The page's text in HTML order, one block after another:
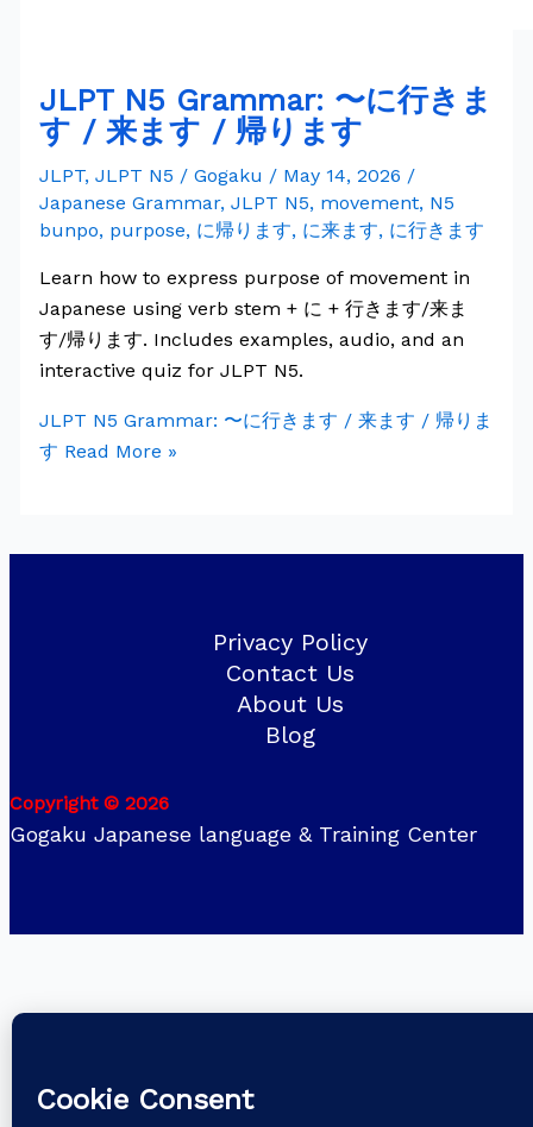
JLPT N5 Grammar: 〜に行きま
す / 来ます / 帰ります
JLPT, JLPT N5 / Gogaku / May 14, 2026 /
Japanese Grammar, JLPT N5, movement, N5
bunpo, purpose, に帰ります, に来ます, に行きます
Learn how to express purpose of movement in
Japanese using verb stem + に + 行きます/来ま
す/帰ります. Includes examples, audio, and an
interactive quiz for JLPT N5.
JLPT N5 Grammar: 〜に行きます / 来ます / 帰りま
す Read More »
Privacy Policy
Contact Us
About Us
Blog
Copyright © 2026
Gogaku Japanese language & Training Center